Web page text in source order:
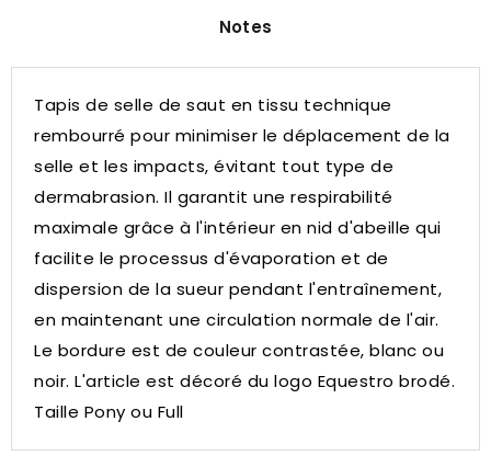
Notes
Tapis de selle de saut en tissu technique
rembourré pour minimiser le déplacement de la
selle et les impacts, évitant tout type de
dermabrasion. Il garantit une respirabilité
maximale grâce à l'intérieur en nid d'abeille qui
facilite le processus d'évaporation et de
dispersion de la sueur pendant l'entraînement,
en maintenant une circulation normale de l'air.
Le bordure est de couleur contrastée, blanc ou
noir. L'article est décoré du logo Equestro brodé.
Taille Pony ou Full